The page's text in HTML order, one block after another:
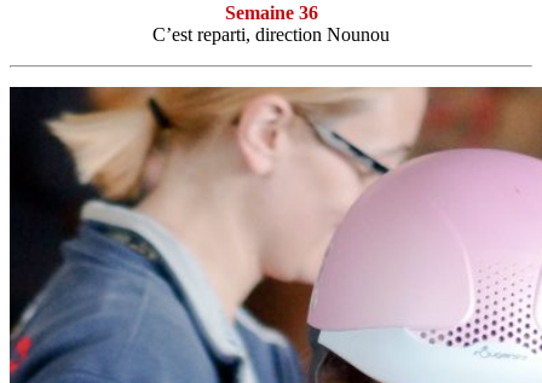
Semaine 36
C’est reparti, direction Nounou